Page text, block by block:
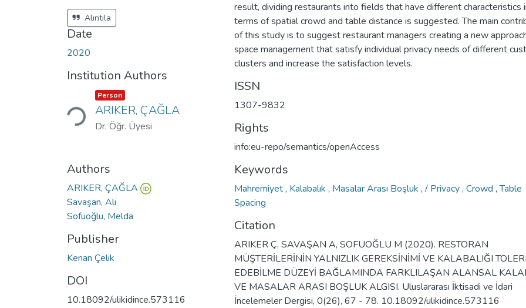
Alıntıla
Date
2020
Institution Authors
Loading...Item type:
Person ,
ARIKER, ÇAĞLA
Dr. Öğr. Üyesi
Authors
ARIKER, ÇAĞLA
Savaşan, Ali
Sofuoğlu, Melda
Publisher
Kenan Çelik
DOI
10.18092/ulikidince.573116
result, dividing restaurants into fields that have different characteristics
terms of spatial crowd and table distance is suggested. The main
of this study is to suggest restaurant managers creating a new
space management that satisfy individual privacy needs of different
clusters and increase the satisfaction levels.
ISSN
1307-9832
Rights
info:eu-repo/semantics/openAccess
Keywords
Mahremiyet, Kalabalık , Masalar Arası Boşluk ,/ Privacy, Crowd ,Table
Spacing
Citation
ARIKER Ç, SAVAŞAN A, SOFUOĞLU M (2020). RESTORAN
MÜŞTERİLERİNİN YALNIZLIK GEREKSİNİMİ VE KALABALIĞI
EDEBİLME DÜZEYİ BAĞLAMINDA FARKLILAŞAN ALANSAL
VE MASALAR ARASI BOŞLUK ALGISI. Uluslararası İktisadi ve İdari
İncelemeler Dergisi, 0(26), 67 - 78. 10.18092/ulikidince.573116